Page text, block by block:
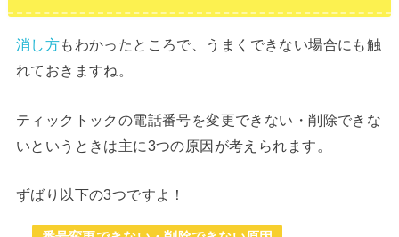
消し方もわかったところで、うまくできない場合にも触
れておきますね。
ティックトックの電話番号を変更できない・削除できな
いというときは主に3つの原因が考えられます。
ずばり以下の3つですよ！